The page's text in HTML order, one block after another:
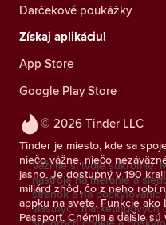
© 2026 Tinder LLC
Tinder je miesto, kde sa
niečo vážne, niečo
jasno. Je dostupný v 190
miliárd zhôd, čo z neho robí
appku na svete. Funkcie
Passport, Chémia a ďalšie
Darčekové poukážky
Získaj aplikáciu!
App Store
Google Play Store
Vážime si tvoje súkromie.
nástroje na meranie a
stránok a na
vlastných marketingových